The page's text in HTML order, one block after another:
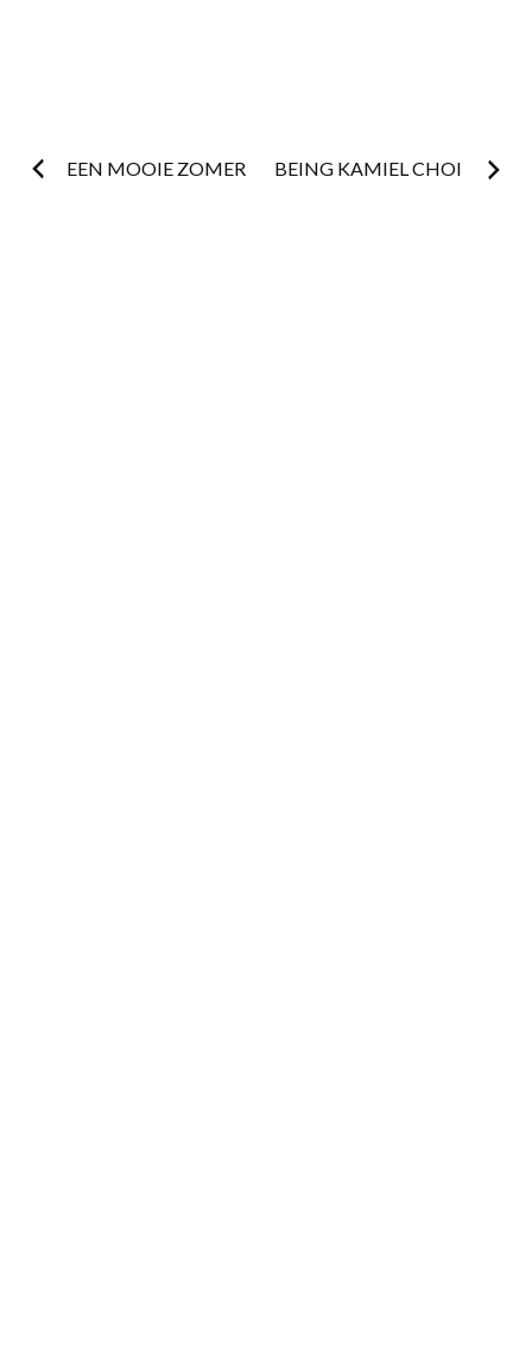
Postnavigatie
EEN MOOIE ZOMER BEING KAMIEL CHOI